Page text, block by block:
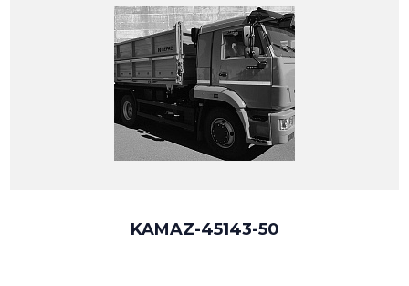
KAMAZ-45143-50